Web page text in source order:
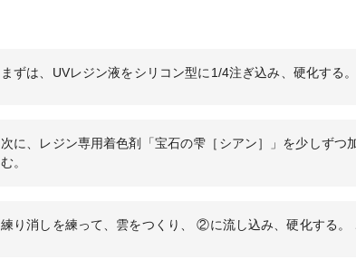
まずは、UVレジン液をシリコン型に1/4注ぎ込み、硬化する。
次に、レジン専用着色剤「宝石の雫［シアン］」を少しずつ
む。
練り消しを練って、雲をつくり、 ②に流し込み、硬化する。